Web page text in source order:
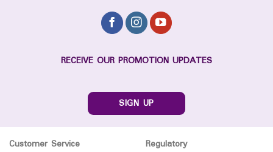
RECEIVE OUR PROMOTION UPDATES
SIGN UP
Customer Service
Regulatory